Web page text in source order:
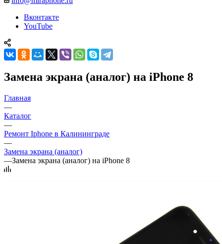
Вконтакте
YouTube
Замена экрана (аналог) на iPhone 8
Главная
—
Каталог
—
Ремонт Iphone в Калининграде
—
Замена экрана (аналог)
—Замена экрана (аналог) на iPhone 8